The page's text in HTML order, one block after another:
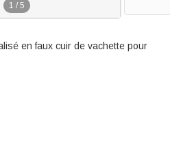
1 / 5
en faux cuir de vachette pour